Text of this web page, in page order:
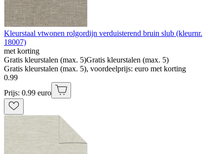
Kleurstaal vtwonen rolgordijn verduisterend bruin slub (kleurnr.
18007)
met korting
Gratis kleurstalen (max. 5)Gratis kleurstalen (max. 5)
Gratis kleurstalen (max. 5), voordeelprijs: euro met korting
0.99
Prijs: 0.99 euro